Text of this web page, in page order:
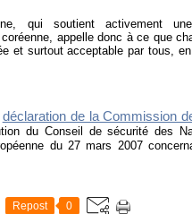
qui soutient activement
appelle donc à ce que
et surtout acceptable par tous,
déclaration de la Commission
du Conseil de sécurité des
du 27 mars 2007
Repost 0